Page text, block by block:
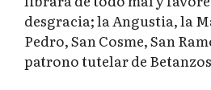
desgracia; la Angustia, la
Pedro, San Cosme, San
patrono tutelar de